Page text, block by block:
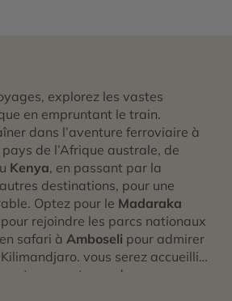
explorez les vastes
en empruntant le train.
dans l’aventure ferroviaire à
de l’Afrique australe, de
Kenya, en passant par la
destinations, pour une
Optez pour le Madaraka
rejoindre les parcs nationaux
safari à Amboseli pour admirer
vous serez accueilli
respectueux de
des repas gastronomiques